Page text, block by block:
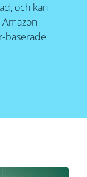
och kan
baserade